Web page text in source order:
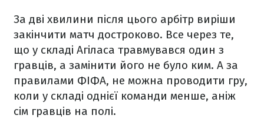
За дві хвилини після цього арбітр виріши
закінчити матч достроково. Все через те,
що у складі Агіласа травмувався один з
гравців, а замінити його не було ким. А за
правилами ФІФА, не можна проводити гру,
коли у складі однієї команди менше, аніж
сім гравців на полі.